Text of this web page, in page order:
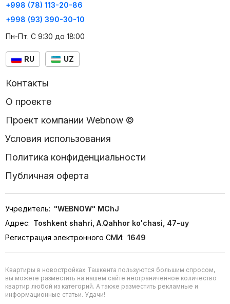
+998 (78) 113-20-86
+998 (93) 390-30-10
Пн-Пт. С 9:30 до 18:00
RU UZ
Контакты
О проекте
Проект компании Webnow ©
Условия использования
Политика конфиденциальности
Публичная оферта
Учредитель: "WEBNOW" MChJ
Адрес: Toshkent shahri, A.Qahhor ko'chasi, 47-uy
Регистрация электронного СМИ: 1649
Квартиры в новостройках Ташкента пользуются большим спросом,
вы можете разместить на нашем сайте неограниченное количество
квартир любой из категорий. А также разместить рекламные и
информационные статьи. Удачи!